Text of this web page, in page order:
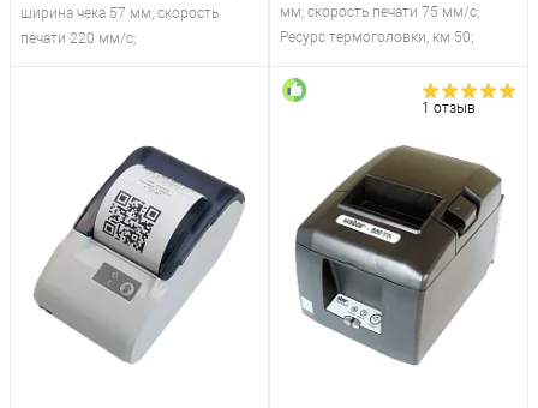
ширина чека 57 мм; скорость
печати 220 мм/с;
мм; скорость печати 75 мм/с;
Ресурс термоголовки, км 50;
1 отзыв